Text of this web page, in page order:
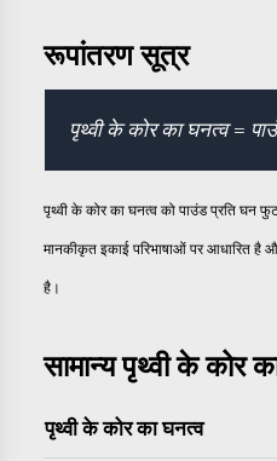
रूपांतरण सूत्र
पृथ्वी के कोर का घनत्व =
पृथ्वी के कोर का घनत्व को पाउंड प्रति
मानकीकृत इकाई परिभाषाओं पर आधारित है
है।
सामान्य पृथ्वी के कोर
पृथ्वी के कोर का घनत्व